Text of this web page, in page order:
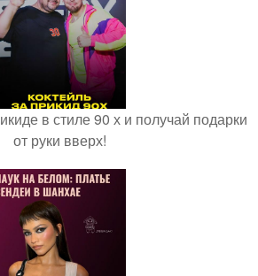
в стиле 90 х и получай подарки
от руки вверх!